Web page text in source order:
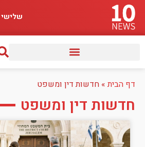
שלישי | 04 באוגוסט
דף הבית» חדשות דין ומשפט
חדשות דין ומשפט